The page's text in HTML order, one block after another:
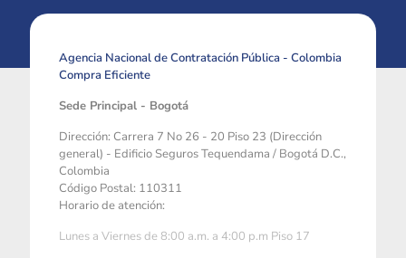
Agencia Nacional de Contratación Pública - Colombia
Compra Eficiente
Sede Principal - Bogotá
Dirección: Carrera 7 No 26 - 20 Piso 23 (Dirección
general) - Edificio Seguros Tequendama / Bogotá D.C.,
Colombia
Código Postal: 110311
Horario de atención:
Lunes a Viernes de 8:00 a.m. a 4:00 p.m Piso 17